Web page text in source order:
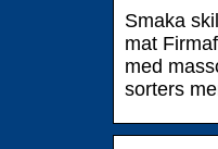
Smaka
mat
med
sorters